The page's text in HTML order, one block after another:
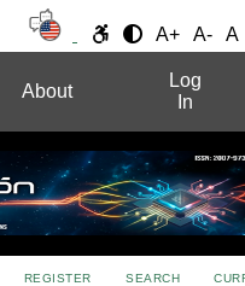
A+ A- A
About
Log
In
REGISTER SEARCH